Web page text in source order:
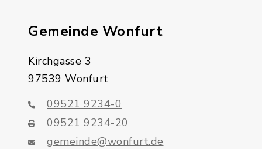
Gemeinde Wonfurt
Kirchgasse 3
97539 Wonfurt
09521 9234-0
09521 9234-20
gemeinde@wonfurt.de